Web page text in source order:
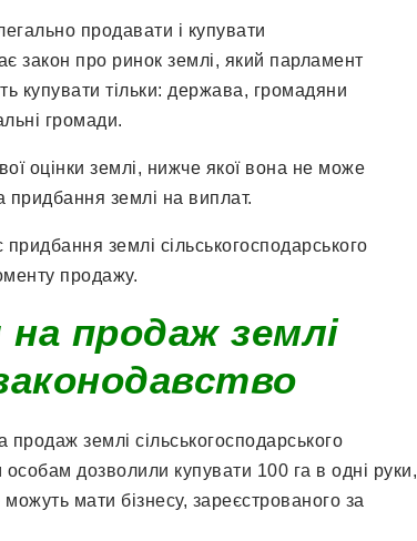
продавати і купувати
закон про ринок землі, який парламент
купувати тільки: держава, громадяни
громади.
оцінки землі, нижче якої вона не може
землі на виплат.
землі сільськогосподарського
продажу.
продаж землі
землі сільськогосподарського
дозволили купувати 100 га в одні руки,
мати бізнесу, зареєстрованого за